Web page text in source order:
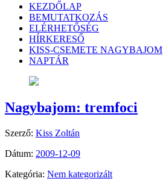
KEZDŐLAP
BEMUTATKOZÁS
ELÉRHETŐSÉG
HÍRKERESŐ
KISS-CSEMETE NAGYBAJOM
NAPTÁR
Nagybajom: tremfoci
Szerző: Kiss Zoltán
Dátum: 2009-12-09
Kategória: Nem kategorizált